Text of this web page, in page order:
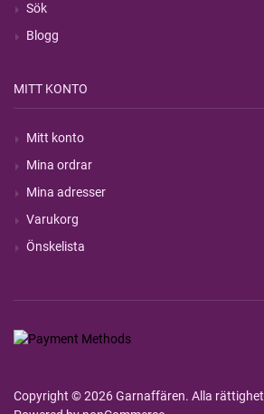
Sök
Blogg
MITT KONTO
Mitt konto
Mina ordrar
Mina adresser
Varukorg
Önskelista
Copyright © 2026 Garnaffären. Alla